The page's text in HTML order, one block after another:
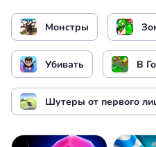
Перемещение героя
Прыжок
Поднять предмет
Заблокировать /
мышки
Монстры
Убивать В
Шутеры от первого